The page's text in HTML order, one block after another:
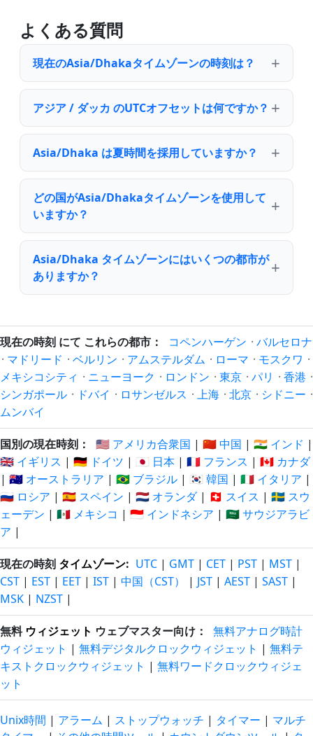
よくある質問
現在のAsia/Dhakaタイムゾーンの時刻は？
アジア / ダッカ のUTCオフセットは何ですか？
Asia/Dhaka は夏時間を採用していますか？
どの国がAsia/Dhakaタイムゾーンを使用して
いますか？
Asia/Dhaka タイムゾーンにはいくつの都市が
ありますか？
現在の時刻 にて これらの都市： コペンハーゲン · バルセロナ
· マドリード · ベルリン · アムステルダム · ローマ · モスクワ ·
メキシコシティ · ニューヨーク · ロンドン · 東京 · パリ · 香港 ·
シンガポール · ドバイ · ロサンゼルス · 上海 · 北京 · シドニー ·
ムンバイ
国別の現在時刻： 🇺🇸 アメリカ合衆国 | 🇨🇳 中国 | 🇮🇳 インド |
🇬🇧 イギリス | 🇩🇪 ドイツ | 🇯🇵 日本 | 🇫🇷 フランス | 🇨🇦 カナダ
| 🇦🇺 オーストラリア | 🇧🇷 ブラジル | 🇰🇷 韓国 | 🇮🇹 イタリア |
🇷🇺 ロシア | 🇪🇸 スペイン | 🇳🇱 オランダ| 🇨🇭 スイス | 🇸🇪 スウ
ェーデン | 🇲🇽 メキシコ | 🇮🇩 インドネシア | 🇸🇦 サウジアラビ
ア |
現在の時刻 タイムゾーン: UTC | GMT | CET | PST | MST |
CST | EST | EET | IST | 中国（CST） | JST | AEST | SAST |
MSK | NZST |
無料 ウィジェット ウェブマスター向け：
無料アナログ時計
ウィジェット | 無料デジタルクロックウィジェット | 無料テ
キストクロックウィジェット | 無料ワードクロックウィジェ
ット
Unix時間 | アラーム | ストップウォッチ | タイマー | マルチ